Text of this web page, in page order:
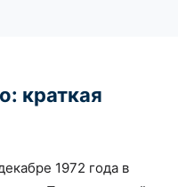
краткая
1972 года в